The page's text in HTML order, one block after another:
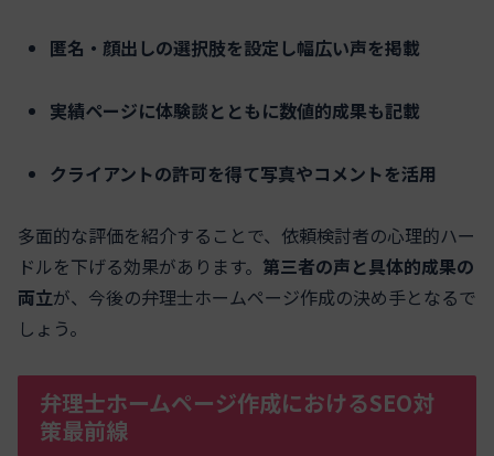
匿名・顔出しの選択肢を設定し幅広い声を掲載
実績ページに体験談とともに数値的成果も記載
クライアントの許可を得て写真やコメントを活用
多面的な評価を紹介することで、依頼検討者の心理的ハー
ドルを下げる効果があります。 第三者の声と具体的成果の
両立が、今後の弁理士ホームページ作成の決め手となるで
しょう。
弁理士ホームページ作成におけるSEO対
策最前線